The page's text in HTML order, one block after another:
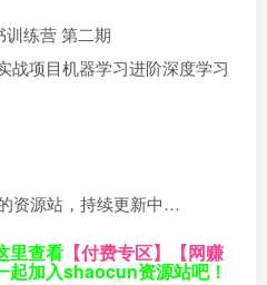
练营 第二期
战项目机器学习进阶深度学习
资源站，持续更新中…
里查看 【付费专区】 【网赚
起加入shaocun资源站吧！